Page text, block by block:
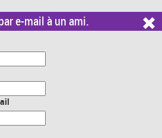
e-mail à un ami.